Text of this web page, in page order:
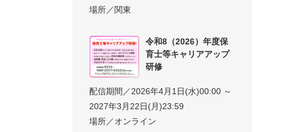
場所／関東
令和8（2026）年度保
育士等キャリアアップ
研修
配信期間／2026年4月1日(水)00:00 ～
2027年3月22日(月)23:59
場所／オンライン